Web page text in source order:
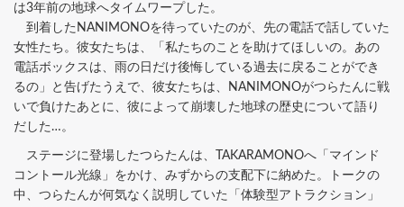
は3年前の地球へタイムワープした。
到着したNANIMONOを待っていたのが、先の電話で話していた
女性たち。彼女たちは、「私たちのことを助けてほしいの。あの
電話ボックスは、雨の日だけ後悔している過去に戻ることができ
るの」と告げたうえで、彼女たちは、NANIMONOがつらたんに戦
いで負けたあとに、彼によって崩壊した地球の歴史について語り
だした…。
ステージに登場したつらたんは、TAKARAMONOへ「マインド
コントール光線」をかけ、みずからの支配下に納めた。トークの
中、つらたんが何気なく説明していた「体験型アトラクション」